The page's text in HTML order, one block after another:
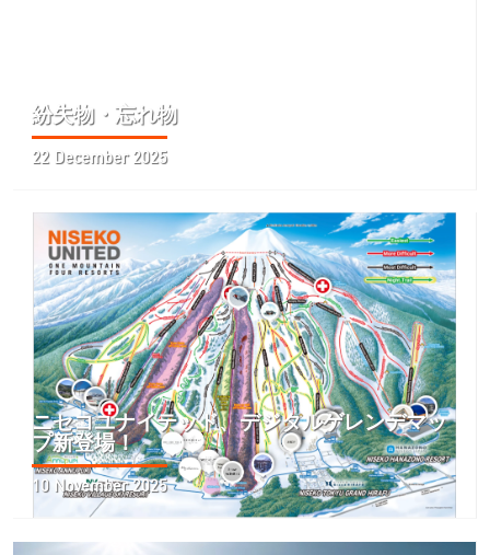
紛失物・忘れ物
22 December 2025
ニセコユナイテッド、デジタルゲレンデマッ
プ新登場！
10 November 2025